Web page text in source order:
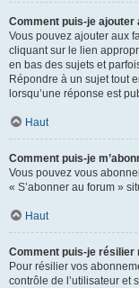
Comment puis-je ajouter
Vous pouvez ajouter aux
cliquant sur le lien
en bas des sujets et
Répondre à un sujet tout
lorsqu’une réponse est
Haut
Comment puis-je
Vous pouvez vous
« S’abonner au forum »
Haut
Comment puis-je résilier
Pour résilier vos
contrôle de l’utilisateur et